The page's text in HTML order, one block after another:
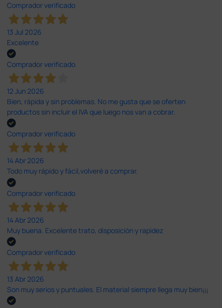
Comprador verificado
13 Jul 2026
Excelente
Comprador verificado
12 Jun 2026
Bien, rápida y sin problemas. No me gusta que se oferten
productos sin incluir el IVA que luego nos van a cobrar.
Comprador verificado
14 Abr 2026
Todo muy rápido y fácil,volveré a comprar.
Comprador verificado
14 Abr 2026
Muy buena. Excelente trato, disposición y rapidez
Comprador verificado
13 Abr 2026
Son muy serios y puntuales. El material siempre llega muy bien¡¡¡